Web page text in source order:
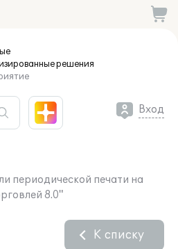
решения
Вход
периодической печати на
8.0"
К списку